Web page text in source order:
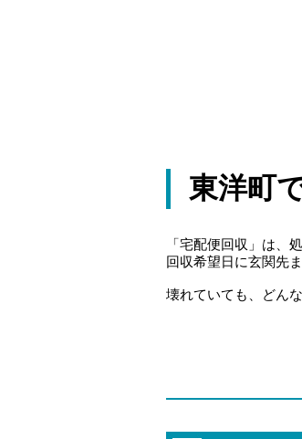
東洋町
「宅配便回収」は、
回収希望日に玄関先
壊れていても、どん